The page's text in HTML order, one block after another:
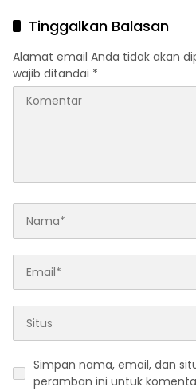
Tinggalkan Balasan
Alamat email Anda tidak akan
wajib ditandai *
Simpan nama, email, dan
peramban ini untuk